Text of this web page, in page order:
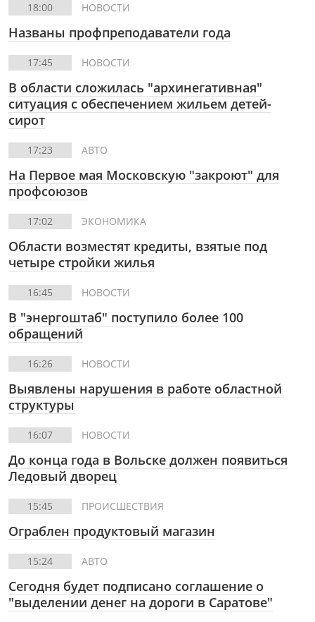
18:00 НОВОСТИ
Названы профпреподаватели года
17:45 НОВОСТИ
В области сложилась "архинегативная"
ситуация с обеспечением жильем детей-
сирот
17:23 АВТО
На Первое мая Московскую "закроют" для
профсоюзов
17:02 ЭКОНОМИКА
Области возместят кредиты, взятые под
четыре стройки жилья
16:45 НОВОСТИ
В "энергоштаб" поступило более 100
обращений
16:26 НОВОСТИ
Выявлены нарушения в работе областной
структуры
16:07 НОВОСТИ
До конца года в Вольске должен появиться
Ледовый дворец
15:45 ПРОИСШЕСТВИЯ
Ограблен продуктовый магазин
15:24 АВТО
Сегодня будет подписано соглашение о
"выделении денег на дороги в Саратове"